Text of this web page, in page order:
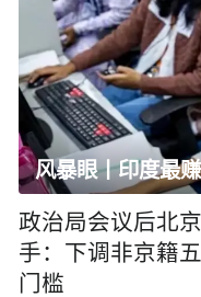
风暴眼丨印度最
政治局会议后北
手：下调非京籍
门槛